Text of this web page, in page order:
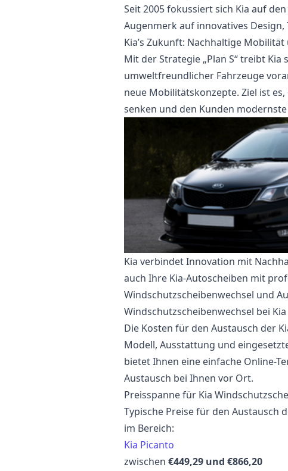
Seit 2005 fokussiert sich Kia auf
Augenmerk auf innovatives
Kia’s Zukunft: Nachhaltige
Mit der Strategie „Plan S“ treibt Kia
umweltfreundlicher Fahrzeuge
neue Mobilitätskonzepte. Ziel ist
senken und den Kunden
Kia verbindet Innovation mit
auch Ihre Kia-Autoscheiben mit
Windschutzscheibenwechsel und
Windschutzscheibenwechsel bei
Die Kosten für den Austausch der
Modell, Ausstattung und
bietet Ihnen eine einfache Online-
Austausch bei Ihnen vor Ort.
Preisspanne für Kia
Typische Preise für den Austausch
im Bereich:
Kia Picanto
zwischen €449,29 und €866,20